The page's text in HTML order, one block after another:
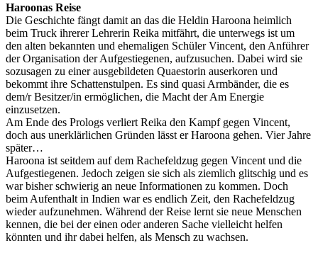
Haroonas Reise
Die Geschichte fängt damit an das die Heldin Haroona heimlich
beim Truck ihrerer Lehrerin Reika mitfährt, die unterwegs ist um
den alten bekannten und ehemaligen Schüler Vincent, den Anführer
der Organisation der Aufgestiegenen, aufzusuchen. Dabei wird sie
sozusagen zu einer ausgebildeten Quaestorin auserkoren und
bekommt ihre Schattenstulpen. Es sind quasi Armbänder, die es
dem/r Besitzer/in ermöglichen, die Macht der Am Energie
einzusetzen.
Am Ende des Prologs verliert Reika den Kampf gegen Vincent,
doch aus unerklärlichen Gründen lässt er Haroona gehen. Vier Jahre
später…
Haroona ist seitdem auf dem Rachefeldzug gegen Vincent und die
Aufgestiegenen. Jedoch zeigen sie sich als ziemlich glitschig und es
war bisher schwierig an neue Informationen zu kommen. Doch
beim Aufenthalt in Indien war es endlich Zeit, den Rachefeldzug
wieder aufzunehmen. Während der Reise lernt sie neue Menschen
kennen, die bei der einen oder anderen Sache vielleicht helfen
könnten und ihr dabei helfen, als Mensch zu wachsen.